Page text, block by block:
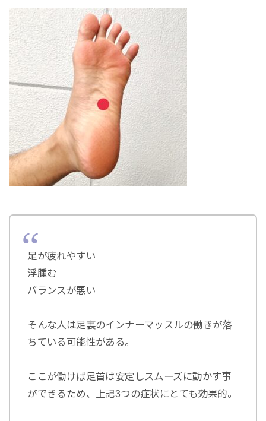
足が疲れやすい
浮腫む
バランスが悪い
そんな人は足裏のインナーマッスルの働きが落
ちている可能性がある。
ここが働けば足首は安定しスムーズに動かす事
ができるため、上記3つの症状にとても効果的。